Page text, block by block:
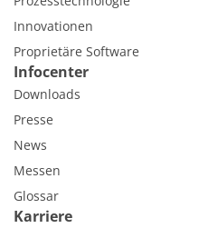
Innovationen
Proprietäre Software
Infocenter
Downloads
Presse
News
Messen
Glossar
Karriere